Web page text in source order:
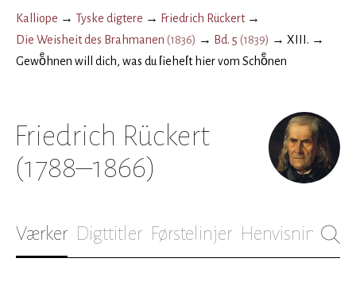
Kalliope → Tyske digtere → Friedrich Rückert→
Die Weisheit des Brahmanen (1836) → Bd. 5 (1839) → XIII. →
Gewoͤhnen will dich, was du ſieheſt hier vom Schoͤnen
Friedrich Rückert
(1788–1866)
Værker Digttitler Førstelinjer Henvisninger